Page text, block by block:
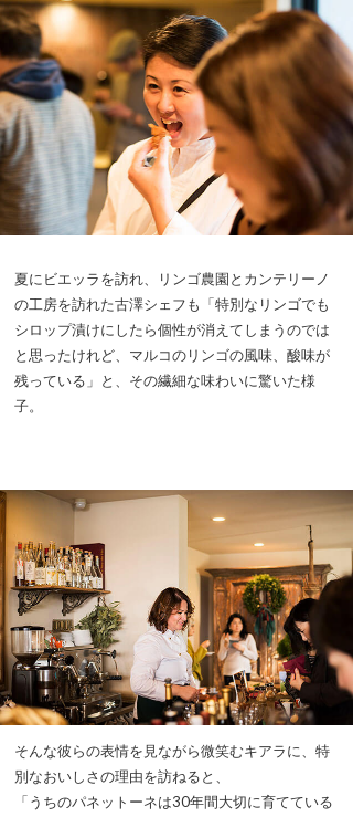
夏にビエッラを訪れ、リンゴ農園とカンテリーノ
の工房を訪れた古澤シェフも「特別なリンゴでも
シロップ漬けにしたら個性が消えてしまうのでは
と思ったけれど、マルコのリンゴの風味、酸味が
残っている」と、その繊細な味わいに驚いた様
子。
そんな彼らの表情を見ながら微笑むキアラに、特
別なおいしさの理由を訪ねると、
「うちのパネットーネは30年間大切に育てている